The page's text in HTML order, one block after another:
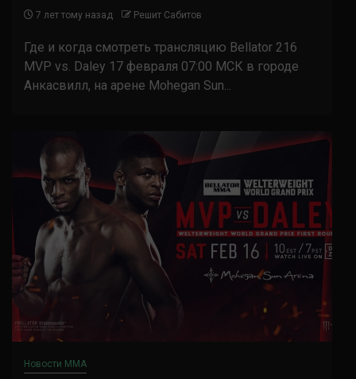
7 лет тому назад Решит Сабитов
Где и когда смотреть трансляцию Bellator 216
MVP vs. Daley 17 февраля 07:00 МСК в городе
Анкасвилл, на арене Mohegan Sun...
Новости ММА